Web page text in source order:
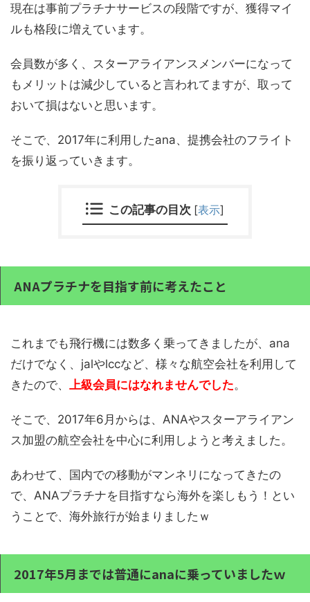
現在は事前プラチナサービスの段階ですが、獲得マイ
ルも格段に増えています。
会員数が多く、スターアライアンスメンバーになって
もメリットは減少していると言われてますが、取って
おいて損はないと思います。
そこで、2017年に利用したana、提携会社のフライト
を振り返っていきます。
この記事の目次 [表示]
ANAプラチナを目指す前に考えたこと
これまでも飛行機には数多く乗ってきましたが、ana
だけでなく、jalやlccなど、様々な航空会社を利用して
きたので、
上級会員にはなれませんでした。
そこで、2017年6月からは、ANAやスターアライアン
ス加盟の航空会社を中心に利用しようと考えました。
あわせて、国内での移動がマンネリになってきたの
で、ANAプラチナを目指すなら海外を楽しもう！とい
うことで、海外旅行が始まりましたｗ
2017年5月までは普通にanaに乗っていましたｗ